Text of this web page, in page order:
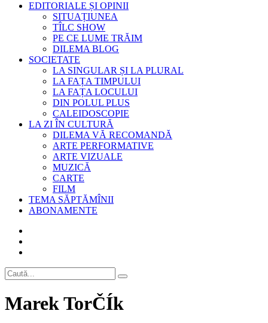
EDITORIALE ȘI OPINII
SITUAȚIUNEA
TÎLC SHOW
PE CE LUME TRĂIM
DILEMA BLOG
SOCIETATE
LA SINGULAR ȘI LA PLURAL
LA FAȚA TIMPULUI
LA FAȚA LOCULUI
DIN POLUL PLUS
CALEIDOSCOPIE
LA ZI ÎN CULTURĂ
DILEMA VĂ RECOMANDĂ
ARTE PERFORMATIVE
ARTE VIZUALE
MUZICĂ
CARTE
FILM
TEMA SĂPTĂMÎNII
ABONAMENTE
Marek TorČÍk